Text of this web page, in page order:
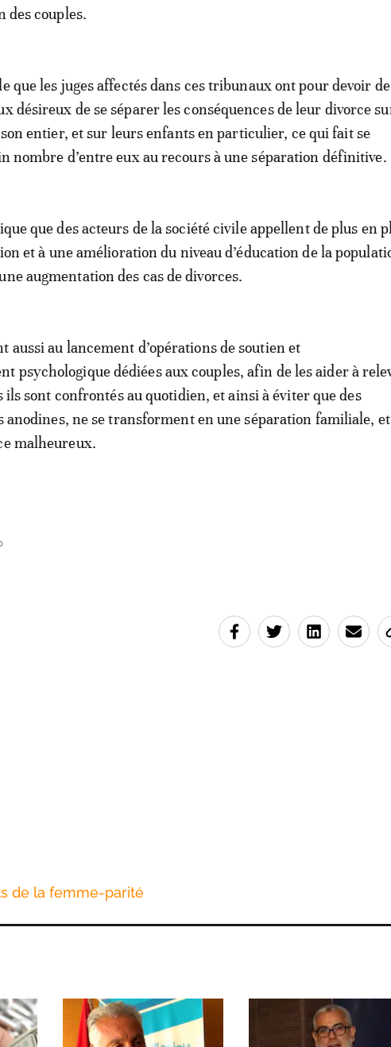
des couples.
que les juges affectés dans ces tribunaux ont pour devoir de
désireux de se séparer les conséquences de leur divorce
entier, et sur leurs enfants en particulier, ce qui fait se
nombre d’entre eux au recours à une séparation définitive.
que des acteurs de la société civile appellent de plus en
et à une amélioration du niveau d’éducation de la
augmentation des cas de divorces.
aussi au lancement d’opérations de soutien et
psychologique dédiées aux couples, afin de les aider à
ils sont confrontés au quotidien, et ainsi à éviter que des
anodines, ne se transforment en une séparation familiale, et
malheureux.
de la femme-parité